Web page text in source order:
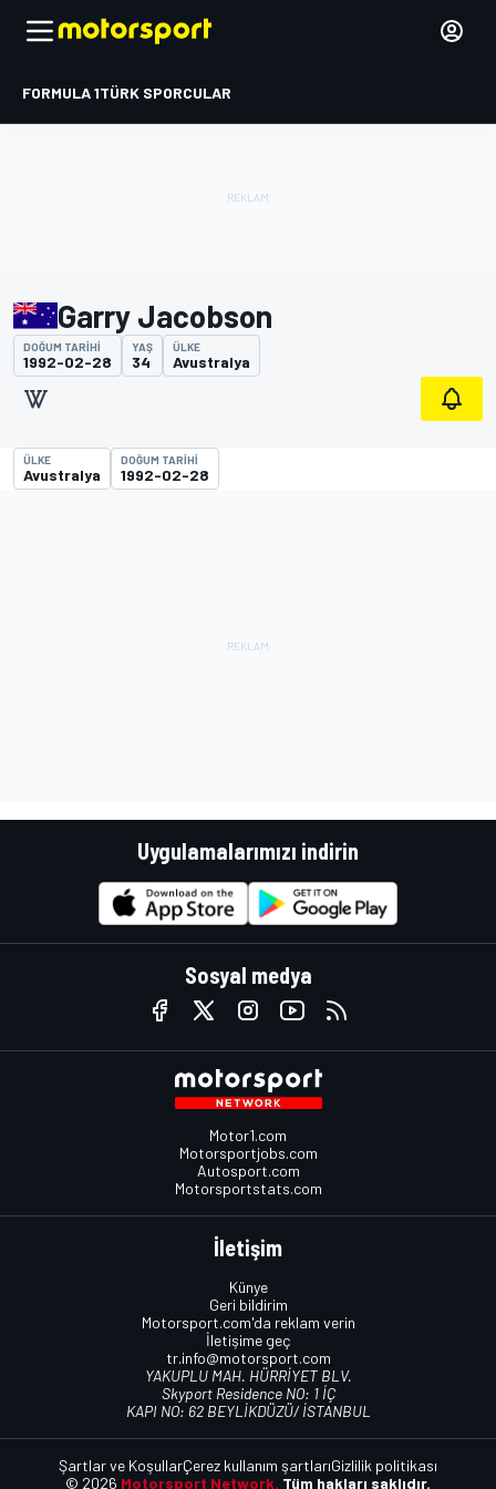
FORMULA 1TÜRK SPORCULAR
Garry Jacobson
DOĞUM TARIHI
1992-02-28
YAŞ
34
ÜLKE
Avustralya
ÜLKE
Avustralya
DOĞUM TARIHI
1992-02-28
Uygulamalarımızı indirin
Sosyal medya
Motor1.com
Motorsportjobs.com
Autosport.com
Motorsportstats.com
İletişim
Künye
Geri bildirim
Motorsport.com'da reklam verin
İletişime geç
tr.info@motorsport.com
YAKUPLU MAH. HÜRRİYET BLV.
Skyport Residence NO: 1 İÇ
KAPI NO: 62 BEYLİKDÜZÜ/ İSTANBUL
© 2026 Motorsport Network. Tüm hakları saklıdır.
Şartlar ve KoşullarÇerez kullanım şartlarıGizlilik politikası